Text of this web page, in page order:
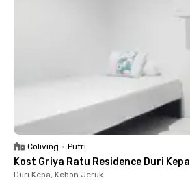
Coliving • Putri
Kost Griya Ratu Residence Duri Kepa
Duri Kepa, Kebon Jeruk